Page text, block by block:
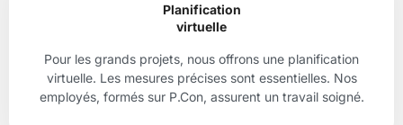
Planification
virtuelle
Pour les grands projets, nous offrons une planification
virtuelle. Les mesures précises sont essentielles. Nos
employés, formés sur P.Con, assurent un travail soigné.